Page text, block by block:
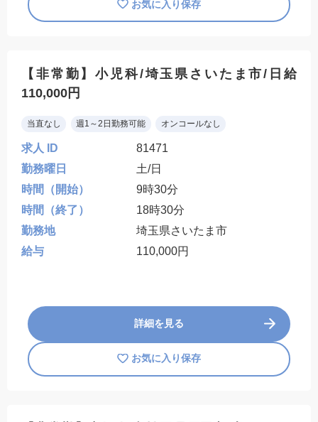
お気に入り保存
【非常勤】小児科/埼玉県さいたま市/日給
110,000円
当直なし 週1～2日勤務可能 オンコールなし
求人 ID
81471
勤務曜日
土/日
時間（開始）
9時30分
時間（終了）
18時30分
勤務地
埼玉県さいたま市
給与
110,000円
詳細を見る
お気に入り保存